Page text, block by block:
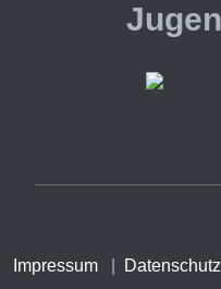
Impressum Datenschutz